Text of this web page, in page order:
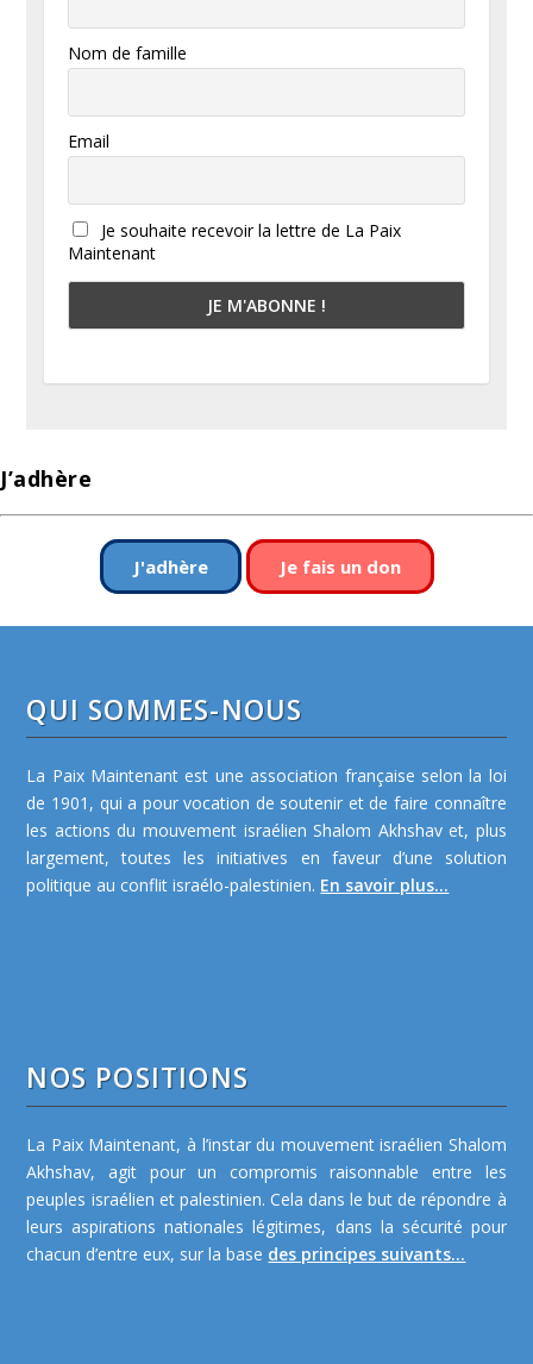
Nom de famille
Email
Je souhaite recevoir la lettre de La Paix
Maintenant
J’adhère
J'adhère Je fais un don
QUI SOMMES-NOUS
La Paix Maintenant est une association française selon la loi
de 1901, qui a pour vocation de soutenir et de faire connaître
les actions du mouvement israélien Shalom Akhshav et, plus
largement, toutes les initiatives en faveur d’une solution
politique au conflit israélo-palestinien. En savoir plus...
NOS POSITIONS
La Paix Maintenant, à l’instar du mouvement israélien Shalom
Akhshav, agit pour un compromis raisonnable entre les
peuples israélien et palestinien. Cela dans le but de répondre à
leurs aspirations nationales légitimes, dans la sécurité pour
chacun d’entre eux, sur la base des principes suivants...